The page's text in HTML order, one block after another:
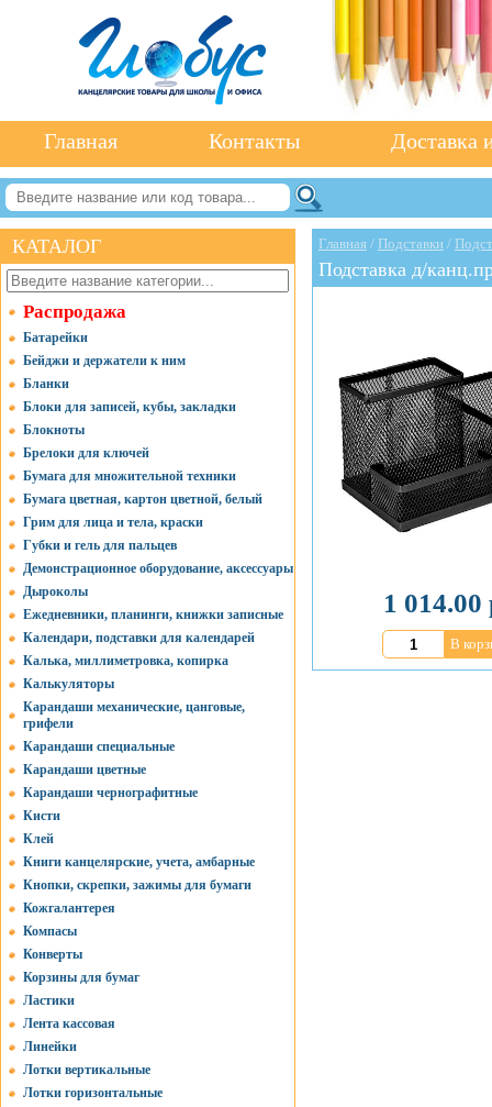
Главная Контакты Доставка
КАТАЛОГ
Распродажа
Батарейки
Бейджи и держатели к ним
Бланки
Блоки для записей, кубы, закладки
Блокноты
Брелоки для ключей
Бумага для множительной техники
Бумага цветная, картон цветной, белый
Грим для лица и тела, краски
Губки и гель для пальцев
Демонстрационное оборудование, аксессуары
Дыроколы
Ежедневники, планинги, книжки записные
Календари, подставки для календарей
Калька, миллиметровка, копирка
Калькуляторы
Карандаши механические, цанговые,
грифели
Карандаши специальные
Карандаши цветные
Карандаши чернографитные
Кисти
Клей
Книги канцелярские, учета, амбарные
Кнопки, скрепки, зажимы для бумаги
Кожгалантерея
Компасы
Конверты
Корзины для бумаг
Ластики
Лента кассовая
Линейки
Лотки вертикальные
Лотки горизонтальные
Главная / Подставки /
Подставка д/
1 014.00
В